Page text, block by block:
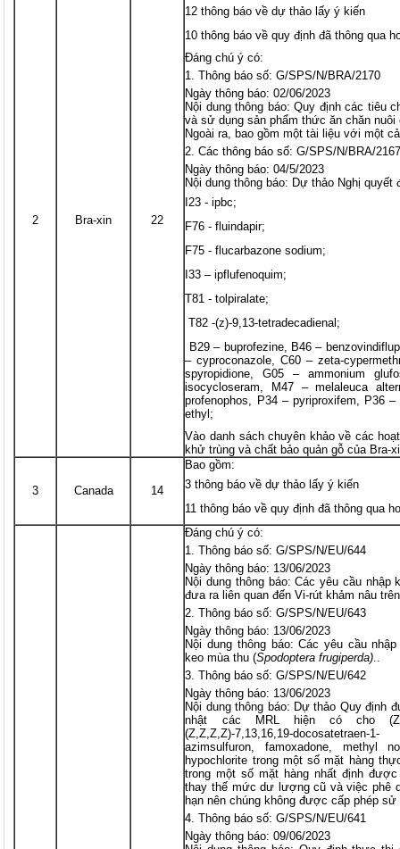
2 Bra-xin 22
12 thông báo về dự thảo lấy ý kiến
10 thông báo về quy định đã thông qua
Đáng chú ý có:
Thông báo số: G/SPS/N/BRA/2170
Ngày thông báo: 02/06/2023
Nội dung thông báo: Quy định các tiêu
và sử dụng sản phẩm thức ăn chăn nuôi
Ngoài ra, bao gồm một tài liệu với một
Các thông báo số: G/SPS/N/BRA/
Ngày thông báo: 04/5/2023
Nội dung thông báo: Dự thảo Nghị quyết
I23 - ipbc;
F76 - fluindapir;
F75 - flucarbazone sodium;
I33 – ipflufenoquim;
T81 - tolpiralate;
T82 -(z)-9,13-tetradecadienal;
B29 – buprofezine, B46 –
– cyproconazole, C60 – zeta-
spyropidione, G05 – ammonium
isocycloseram, M47 – melaleuca
profenophos, P34 – pyriproxifem, P36
ethyl;
Vào danh sách chuyên khảo về các
khử trùng và chất bảo quản gỗ của Bra-
3 Canada 14
Bao gồm:
3 thông báo về dự thảo lấy ý kiến
11 thông báo về quy định đã thông qua
Đáng chú ý có:
Thông báo số: G/SPS/N/EU/644
Ngày thông báo: 13/06/2023
Nội dung thông báo: Các yêu cầu
đưa ra liên quan đến Vi-rút khảm nâu
Thông báo số: G/SPS/N/EU/643
Ngày thông báo: 13/06/2023
Nội dung thông báo: Các yêu cầu
keo mùa thu (Spodoptera frugiperda)..
Thông báo số: G/SPS/N/EU/642
Ngày thông báo: 13/06/2023
Nội dung thông báo: Dự thảo Quy định
nhật các MRL hiện có cho (Z)-
(Z,Z,Z,Z)-7,13,16,19-
azimsulfuron, famoxadone, methyl
hypochlorite trong một số mặt hàng
trong một số mặt hàng nhất định
thay thế mức dư lượng cũ và việc phê
hạn nên chúng không được cấp phép
Thông báo số: G/SPS/N/EU/641
Ngày thông báo: 09/06/2023